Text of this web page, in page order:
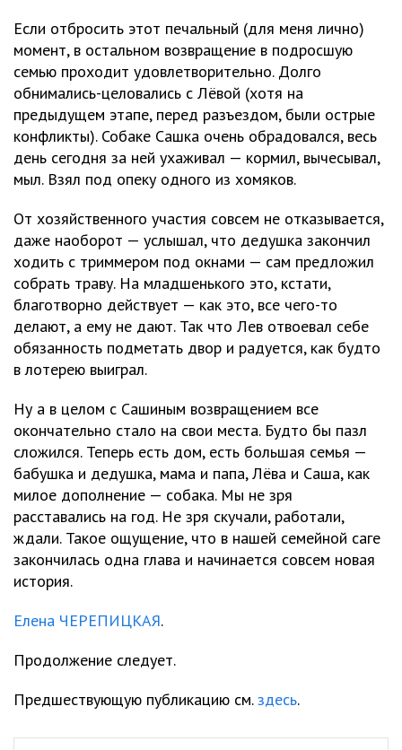
Если отбросить этот печальный (для меня лично)
момент, в остальном возвращение в подросшую
семью проходит удовлетворительно. Долго
обнимались-целовались с Лёвой (хотя на
предыдущем этапе, перед разъездом, были острые
конфликты). Собаке Сашка очень обрадовался, весь
день сегодня за ней ухаживал — кормил, вычесывал,
мыл. Взял под опеку одного из хомяков.
От хозяйственного участия совсем не отказывается,
даже наоборот — услышал, что дедушка закончил
ходить с триммером под окнами — сам предложил
собрать траву. На младшенького это, кстати,
благотворно действует — как это, все чего-то
делают, а ему не дают. Так что Лев отвоевал себе
обязанность подметать двор и радуется, как будто
в лотерею выиграл.
Ну а в целом с Сашиным возвращением все
окончательно стало на свои места. Будто бы пазл
сложился. Теперь есть дом, есть большая семья —
бабушка и дедушка, мама и папа, Лёва и Саша, как
милое дополнение — собака. Мы не зря
расставались на год. Не зря скучали, работали,
ждали. Такое ощущение, что в нашей семейной саге
закончилась одна глава и начинается совсем новая
история.
Елена ЧЕРЕПИЦКАЯ.
Продолжение следует.
Предшествующую публикацию см.здесь.